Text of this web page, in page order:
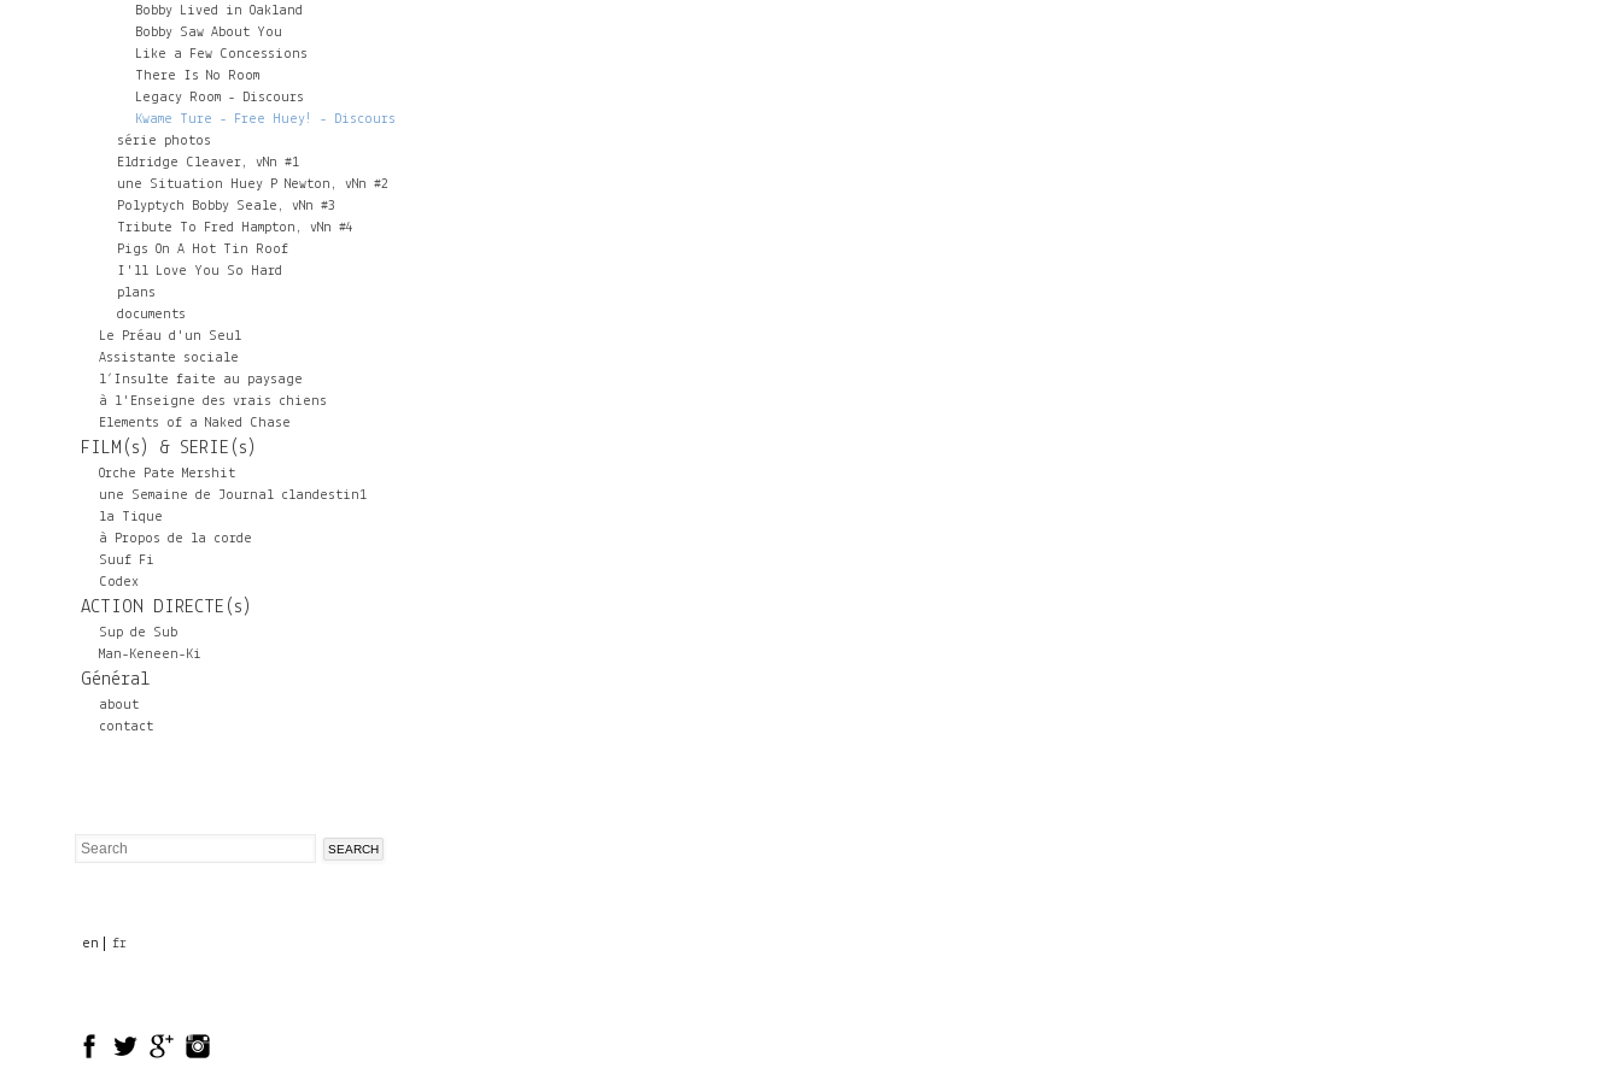
Bobby Lived in Oakland
Bobby Saw About You
Like a Few Concessions
There Is No Room
Legacy Room - Discours
Kwame Ture - Free Huey! - Discours
série photos
Eldridge Cleaver, vNn #1
une Situation Huey P Newton, vNn #2
Polyptych Bobby Seale, vNn #3
Tribute To Fred Hampton, vNn #4
Pigs On A Hot Tin Roof
I'll Love You So Hard
plans
documents
Le Préau d'un Seul
Assistante sociale
l’Insulte faite au paysage
à l'Enseigne des vrais chiens
Elements of a Naked Chase
FILM(s) & SERIE(s)
Orche Pate Mershit
une Semaine de Journal clandestin1
la Tique
à Propos de la corde
Suuf Fi
Codex
ACTION DIRECTE(s)
Sup de Sub
Man-Keneen-Ki
Général
about
contact
Search
en fr